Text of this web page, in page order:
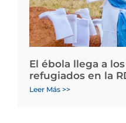
El ébola llega a
refugiados en la
Leer Más >>